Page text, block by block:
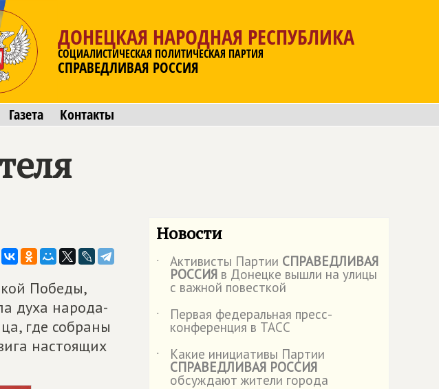
ДОНЕЦКАЯ НАРОДНАЯ РЕСПУБЛИКА
СОЦИАЛИСТИЧЕСКАЯ ПОЛИТИЧЕСКАЯ ПАРТИЯ
СПРАВЕДЛИВАЯ РОССИЯ
Газета Контакты
Победы,
духа народа-
где собраны
настоящих
Новости
˙ Активисты Партии СПРАВЕДЛИВАЯ
РОССИЯ в Донецке вышли на улицы
с важной повесткой
˙
Первая федеральная пресс-
конференция в ТАСС
˙
Какие инициативы Партии
СПРАВЕДЛИВАЯ РОССИЯ
обсуждают жители города